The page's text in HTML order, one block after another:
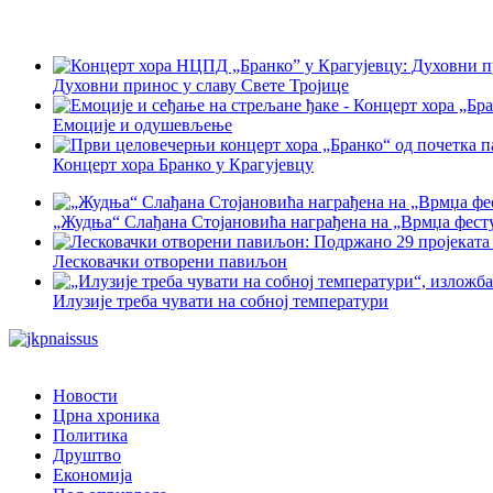
Духовни принос у славу Свете Тројице
Емоције и одушевљење
Концерт хора Бранко у Крагујевцу
„Жудња“ Слађана Стојановића награђена на „Врмџа
Лесковачки отворени павиљон
Илузије треба чувати на собној температури
Новости
Црна хроника
Политика
Друштво
Економија